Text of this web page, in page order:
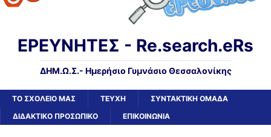
ΕΡΕΥΝΗΤΕΣ - Re.search.eRs
ΔΗΜ.Ω.Σ.- Ημερήσιο Γυμνάσιο Θεσσαλονίκης
ΤΟ ΣΧΟΛΕΙΟ ΜΑΣ ΤΕΥΧΗ
ΣΥΝΤΑΚΤΙΚΗ ΟΜΑΔΑ
ΔΙΔΑΚΤΙΚΟ ΠΡΟΣΩΠΙΚΟ
ΕΠΙΚΟΙΝΩΝΙΑ